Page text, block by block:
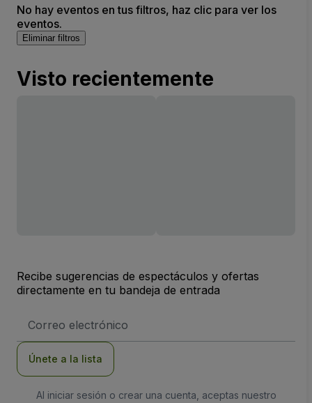
No hay eventos en tus filtros, haz clic para ver los
eventos.
Eliminar filtros
Visto recientemente
Recibe sugerencias de espectáculos y ofertas
directamente en tu bandeja de entrada
de
Únete a la lista
Al iniciar sesión o crear una cuenta, aceptas nuestro